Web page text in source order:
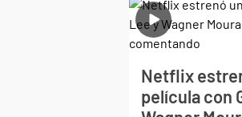
Netflix
película con